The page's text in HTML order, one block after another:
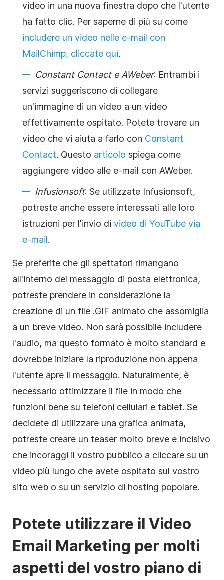
video in una nuova finestra dopo che l'utente
ha fatto clic. Per saperne di più su come
includere un video nelle e-mail con
MailChimp, cliccate qui.
Constant Contact e AWeber: Entrambi i
servizi suggeriscono di collegare
un'immagine di un video a un video
effettivamente ospitato. Potete trovare un
video che vi aiuta a farlo con Constant
Contact. Questo articolo spiega come
aggiungere video alle e-mail con AWeber.
Infusionsoft: Se utilizzate Infusionsoft,
potreste anche essere interessati alle loro
istruzioni per l'invio di video di YouTube via
e-mail.
Se preferite che gli spettatori rimangano
all'interno del messaggio di posta elettronica,
potreste prendere in considerazione la
creazione di un file .GIF animato che assomiglia
a un breve video. Non sarà possibile includere
l'audio, ma questo formato è molto standard e
dovrebbe iniziare la riproduzione non appena
l'utente apre il messaggio. Naturalmente, è
necessario ottimizzare il file in modo che
funzioni bene su telefoni cellulari e tablet. Se
decidete di utilizzare una grafica animata,
potreste creare un teaser molto breve e incisivo
che incoraggi il vostro pubblico a cliccare su un
video più lungo che avete ospitato sul vostro
sito web o su un servizio di hosting popolare.
Potete utilizzare il Video
Email Marketing per molti
aspetti del vostro piano di